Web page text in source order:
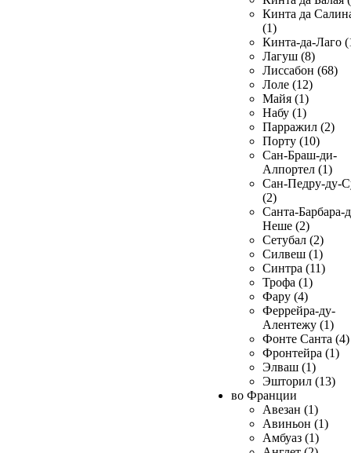
Кинта да
(1)
Кинта-да-Лаго
Лагуш (8)
Лиссабон (68)
Лоле (12)
Майя (1)
Набу (1)
Парражил (2)
Порту (10)
Сан-Браш-ди-
Алпортел (1)
Сан-Педру-ду-
(2)
Санта-Барбара-
Неше (2)
Сетубал (2)
Силвеш (1)
Синтра (11)
Трофа (1)
Фару (4)
Феррейра-ду-
Алентежу (1)
Фонте Санта (4)
Фронтейра (1)
Элваш (1)
Эшторил (13)
во Франции
Авезан (1)
Авиньон (1)
Амбуаз (1)